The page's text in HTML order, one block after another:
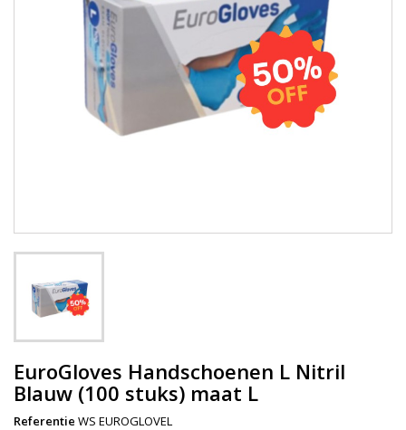
EuroGloves Handschoenen L Nitril
Blauw (100 stuks) maat L
Referentie WS EUROGLOVEL